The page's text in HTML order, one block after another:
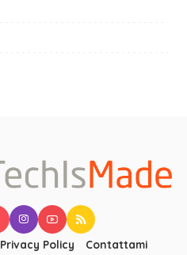
Privacy Policy Contattami